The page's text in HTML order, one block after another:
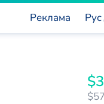
Реклама Рус